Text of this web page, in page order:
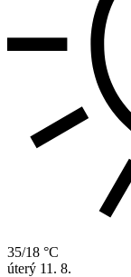
35/18 °C
úterý 11. 8.